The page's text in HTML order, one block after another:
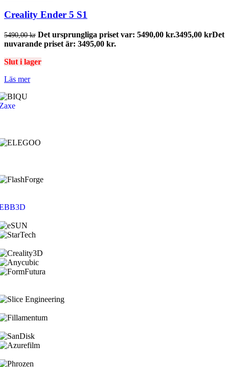
Creality Ender 5 S1
5490,00kr Det ursprungliga priset var: 5490,00 kr.3495,00 krDet
nuvarande priset är: 3495,00 kr.
Slut i lager
Läs mer